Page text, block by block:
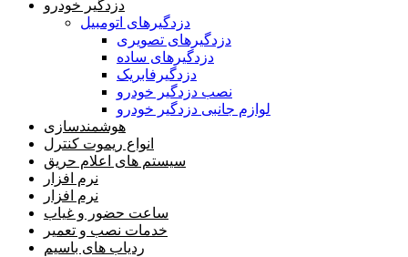
دزدگیر خودرو
دزدگیرهای اتومبیل
دزدگیرهای تصویری
دزدگیرهای ساده
دزدگیرفابریک
نصب دزدگیر خودرو
لوازم جانبی دزدگیر خودرو
هوشمندسازی
انواع ریموت کنترل
سیستم های اعلام حریق
نرم افزار
نرم افزار
ساعت حضور و غیاب
خدمات نصب و تعمیر
ردیاب های باسیم